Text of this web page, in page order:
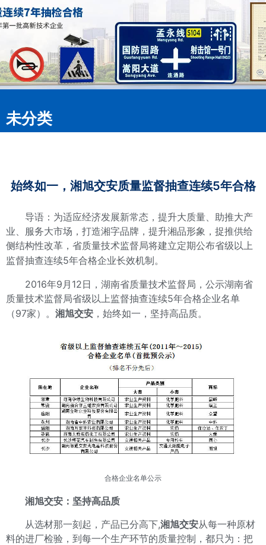
未分类
始终如一，湘旭交安质量监督抽查连续5年合格
导语：为适应经济发展新常态，提升大质量、助推大产
业、服务大市场，打造湘字品牌，提升湘品形象，捉推供给
侧结构性改革，省质量技术监督局将建立定期公布省级以上
监督抽查连续5年合格企业长效机制。
2016年9月12日，湖南省质量技术监督局，公示湖南省
质量技术监督局省级以上监督抽查连续5年合格企业名单
（97家）。 湘旭交安 ，始终如一，坚持高品质。
合格企业名单公示
湘旭交安 ：坚持高品质
从选材那一刻起，产品已分高下,湘旭交安从每一种原材
料的进厂检验，到每一个生产环节的质量控制，都只为：把